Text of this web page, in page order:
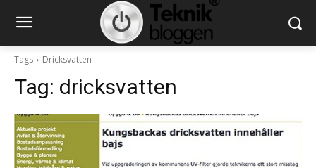
Tags Dricksvatten
Tag: dricksvatten